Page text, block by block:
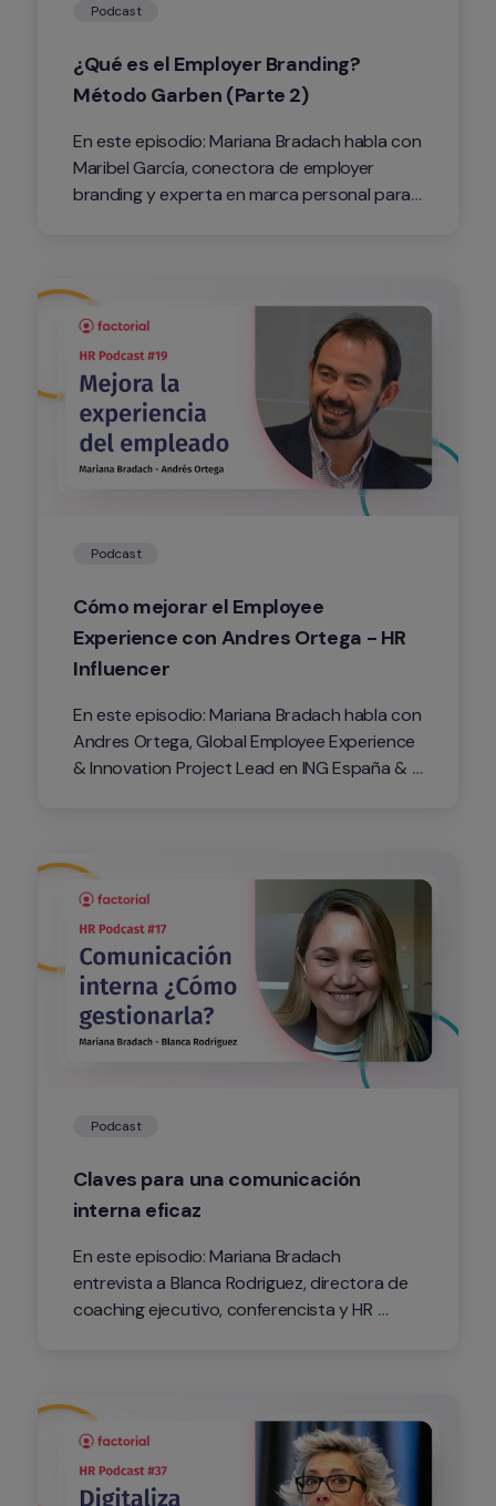
Podcast
¿Qué es el Employer Branding?
Método Garben (Parte 2)
En este episodio: Mariana Bradach habla con
Maribel García, conectora de employer
branding y experta en marca personal para
Podcast
Cómo mejorar el Employee
Experience con Andres Ortega - HR
Influencer
En este episodio: Mariana Bradach habla con
Andres Ortega, Global Employee Experience
& Innovation Project Lead en ING España &
fundamenta en que la clave de
Podcast
Claves para una comunicación
interna eficaz
En este episodio: Mariana Bradach
entrevista a Blanca Rodriguez, directora de
coaching ejecutivo, conferencista y HR